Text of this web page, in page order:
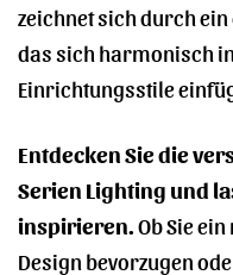
zeichnet sich durch ein
das sich harmonisch
Einrichtungsstile
Entdecken Sie die
Serien Lighting und
inspirieren.Ob Sie
Design bevorzugen